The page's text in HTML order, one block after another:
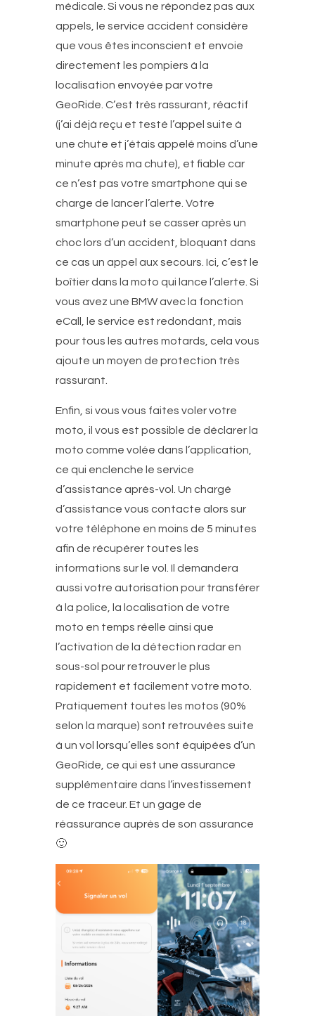
médicale. Si vous ne répondez pas aux
appels, le service accident considère
que vous êtes inconscient et envoie
directement les pompiers à la
localisation envoyée par votre
GeoRide. C’est très rassurant, réactif
(j’ai déjà reçu et testé l’appel suite à
une chute et j’étais appelé moins d’une
minute après ma chute), et fiable car
ce n’est pas votre smartphone qui se
charge de lancer l’alerte. Votre
smartphone peut se casser après un
choc lors d’un accident, bloquant dans
ce cas un appel aux secours. Ici, c’est le
boîtier dans la moto qui lance l’alerte. Si
vous avez une BMW avec la fonction
eCall, le service est redondant, mais
pour tous les autres motards, cela vous
ajoute un moyen de protection très
rassurant.
Enfin, si vous vous faites voler votre
moto, il vous est possible de déclarer la
moto comme volée dans l’application,
ce qui enclenche le service
d’assistance après-vol. Un chargé
d’assistance vous contacte alors sur
votre téléphone en moins de 5 minutes
afin de récupérer toutes les
informations sur le vol. Il demandera
aussi votre autorisation pour transférer
à la police, la localisation de votre
moto en temps réelle ainsi que
l’activation de la détection radar en
sous-sol pour retrouver le plus
rapidement et facilement votre moto.
Pratiquement toutes les motos (90%
selon la marque) sont retrouvées suite
à un vol lorsqu’elles sont équipées d’un
GeoRide, ce qui est une assurance
supplémentaire dans l’investissement
de ce traceur. Et un gage de
réassurance auprès de son assurance
🙂